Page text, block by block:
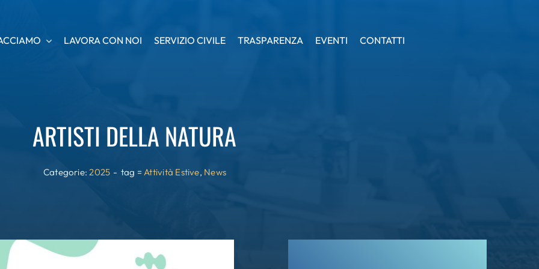
LAVORA CON NOI SERVIZIO CIVILE TRASPARENZA EVENTI CONTATTI
LAVORA CON NOI SERVIZIO CIVILE TRASPARENZA EVENTI CONTATTI
ARTISTI DELLA NATURA
Categorie:2025 - tag =Attività Estive, News